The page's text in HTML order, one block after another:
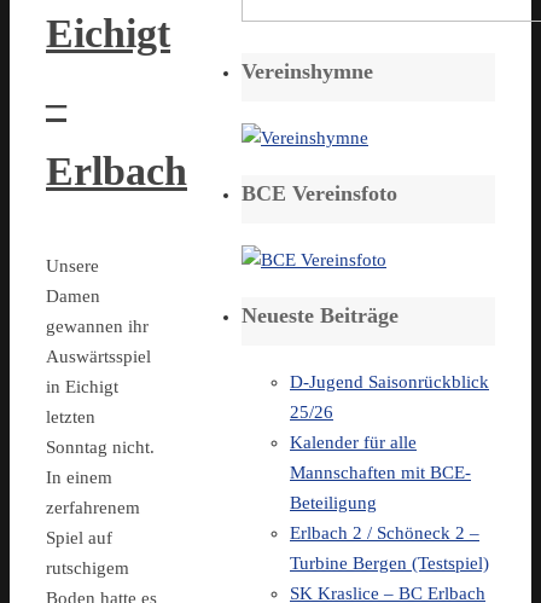
Eichigt
–
Erlbach
Unsere
Damen
gewannen ihr
Auswärtsspiel
in Eichigt
letzten
Sonntag nicht.
In einem
zerfahrenem
Spiel auf
rutschigem
Boden hatte es
Vereinshymne
BCE Vereinsfoto
Neueste Beiträge
D-Jugend Saisonrückblick
25/26
Kalender für alle
Mannschaften mit BCE-
Beteiligung
Erlbach 2 / Schöneck 2 –
Turbine Bergen (Testspiel)
SK Kraslice – BC Erlbach